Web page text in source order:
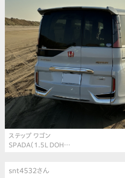
ステップ ワゴン
SPADA（1.5L DOH…
snt4532さん